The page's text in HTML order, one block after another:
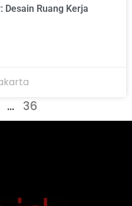
Ruang Kerja
… 36